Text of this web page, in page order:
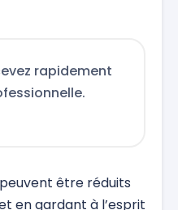
rapidement
peuvent être réduits
en gardant à l’esprit